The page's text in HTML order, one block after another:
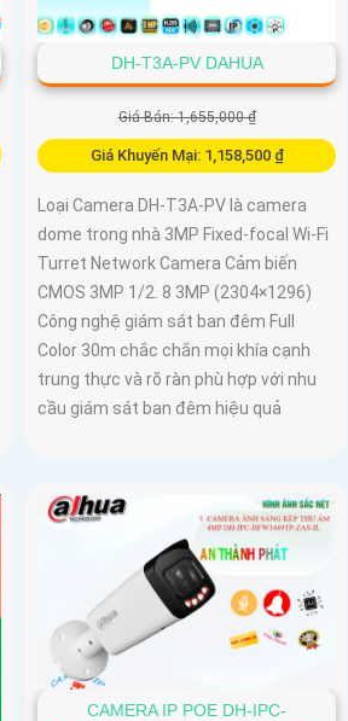
DH-T3A-PV DAHUA
Giá Bán: 1,655,000 ₫
Giá Khuyến Mại: 1,158,500 ₫
Loại Camera DH-T3A-PV là camera
dome trong nhà 3MP Fixed-focal Wi-Fi
Turret Network Camera Cảm biến
CMOS 3MP 1/2. 8 3MP (2304×1296)
Công nghệ giám sát ban đêm Full
Color 30m chắc chắn mọi khía cạnh
trung thực và rõ ràn phù hợp với nhu
cầu giám sát ban đêm hiệu quả
CAMERA IP POE DH-IPC-